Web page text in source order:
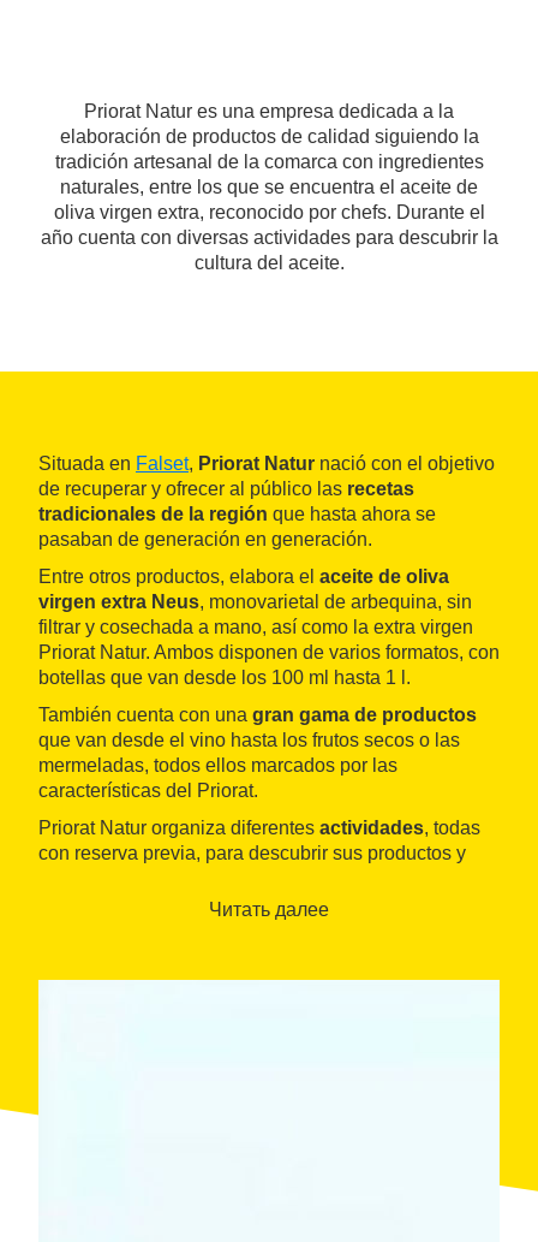
Priorat Natur es una empresa dedicada a la
elaboración de productos de calidad siguiendo la
tradición artesanal de la comarca con ingredientes
naturales, entre los que se encuentra el aceite de
oliva virgen extra, reconocido por chefs. Durante el
año cuenta con diversas actividades para descubrir la
cultura del aceite.
Situada en Falset, Priorat Natur nació con el objetivo
de recuperar y ofrecer al público las recetas
tradicionales de la región que hasta ahora se
pasaban de generación en generación.
Entre otros productos, elabora el aceite de oliva
virgen extra Neus, monovarietal de arbequina, sin
filtrar y cosechada a mano, así como la extra virgen
Priorat Natur. Ambos disponen de varios formatos, con
botellas que van desde los 100 ml hasta 1 l.
También cuenta con una gran gama de productos
que van desde el vino hasta los frutos secos o las
mermeladas, todos ellos marcados por las
características del Priorat.
Priorat Natur organiza diferentes actividades, todas
con reserva previa, para descubrir sus productos y
y vinos, visita a la finca de olivos y al viñedo, así como
Читать далее